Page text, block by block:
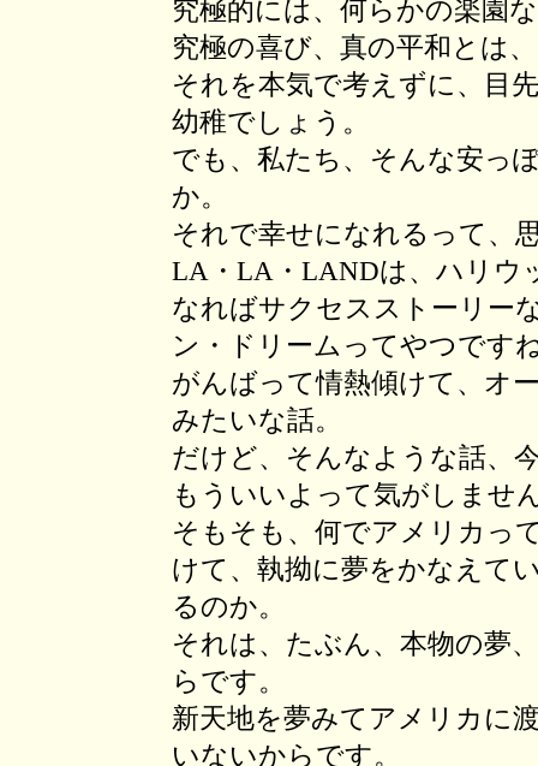
究極的には、何らかの楽園
究極の喜び、真の平和とは
それを本気で考えずに、目
幼稚でしょう。
でも、私たち、そんな安っ
か。
それで幸せになれるって、
LA・LA・LANDは、ハリウ
なればサクセスストーリー
ン・ドリームってやつです
がんばって情熱傾けて、オ
みたいな話。
だけど、そんなような話、
もういいよって気がしませ
そもそも、何でアメリカっ
けて、執拗に夢をかなえて
るのか。
それは、たぶん、本物の夢
らです。
新天地を夢みてアメリカに
いないからです。